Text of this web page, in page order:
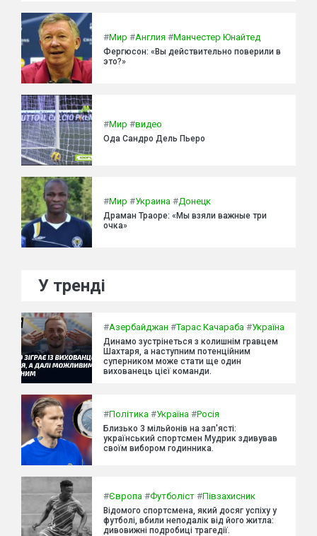
#Мир #Англия #Манчестер Юнайтед
Фергюсон: «Вы действительно поверили в
это?»
#Мир #видео
Ода Сандро Дель Пьеро
#Мир #Украина #Донецк
Драман Траоре: «Мы взяли важные три
очка»
У тренді
#Азербайджан #Тарас Качараба #Україна
Динамо зустрінеться з колишнім гравцем
Шахтаря, а наступним потенційним
суперником може стати ще один
вихованець цієї команди.
#Політика #Україна #Росія
Близько 3 мільйонів на зап'ясті:
український спортсмен Мудрик здивував
своїм вибором годинника.
#Європа #Футболіст #Півзахисник
Відомого спортсмена, який досяг успіху у
футболі, вбили неподалік від його житла:
дивовижні подробиці трагедії.